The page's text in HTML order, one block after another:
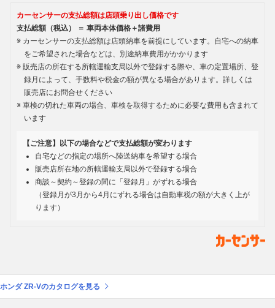
カーセンサーの支払総額は店頭乗り出し価格です
支払総額（税込） ＝ 車両本体価格＋諸費用
カーセンサーの支払総額は店頭納車を前提にしています。自宅への納車
をご希望された場合などは、別途納車費用がかかります
販売店の所在する所轄運輸支局以外で登録する際や、車の定置場所、登
録月によって、手数料や税金の額が異なる場合があります。詳しくは
販売店にお問合せください
車検の切れた車両の場合、車検を取得するために必要な費用も含まれて
います
【ご注意】以下の場合などで支払総額が変わります
自宅などの指定の場所へ陸送納車を希望する場合
販売店所在地の所轄運輸支局以外で登録する場合
商談～契約～登録の間に「登録月」がずれる場合
（登録月が3月から4月にずれる場合は自動車税の額が大きく上が
ります）
ホンダ ZR-Vのカタログを見る